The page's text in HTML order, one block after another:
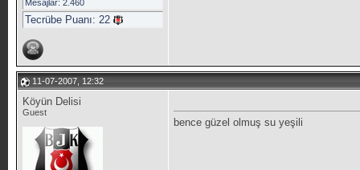
Mesajlar: 2.460
Tecrübe Puanı: 22
11-07-2007, 12:32
Köyün Delisi
Guest
bence güzel olmuş su yeşili